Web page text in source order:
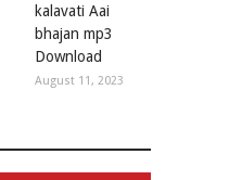
kalavati Aai
bhajan mp3
Download
August 11, 2023